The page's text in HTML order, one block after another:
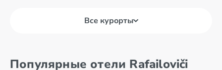
Все курорты
Популярные отели Rafailoviči